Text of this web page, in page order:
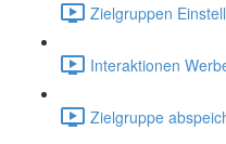
Zielgruppen
Interaktionen
Zielgruppe